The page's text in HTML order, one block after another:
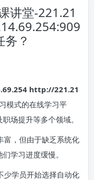
讲堂-221.21
？
http://221.21
模式的在线学习平
场提升等多个领域。
富，但由于缺乏系统化
学习进度缓慢。
少学员开始选择自动化